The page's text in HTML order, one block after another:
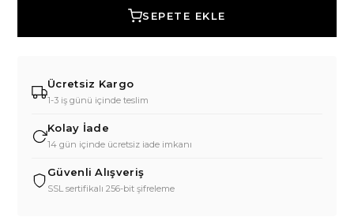
SEPETE EKLE
Ücretsiz Kargo
1-3 iş günü içinde teslim
Kolay İade
14 gün içinde ücretsiz iade imkanı
Güvenli Alışveriş
SSL sertifikalı 256-bit şifreleme